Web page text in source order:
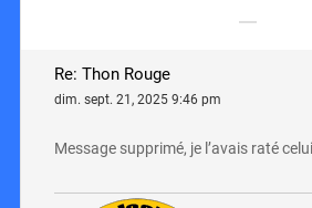
Re: Thon Rouge
dim. sept. 21, 2025 9:46 pm
Message supprimé, je l’avais raté